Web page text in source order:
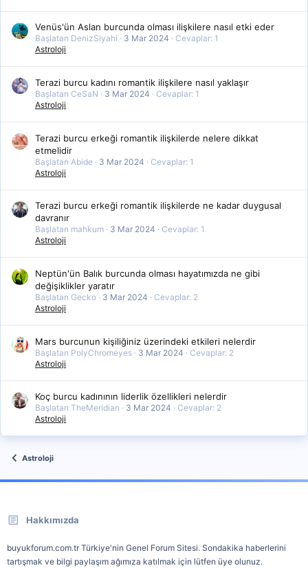
Venüs'ün Aslan burcunda olması ilişkilere nasıl etki eder
Başlatan DenizSiyahi 3 Mar 2024
Cevaplar: 1
Astroloji
Terazi burcu kadını romantik ilişkilere nasıl yaklaşır
Başlatan CeSaN 3 Mar 2024
Cevaplar: 1
Astroloji
Terazi burcu erkeği romantik ilişkilerde nelere dikkat
etmelidir
Başlatan Abide 3 Mar 2024
Cevaplar: 1
Astroloji
Terazi burcu erkeği romantik ilişkilerde ne kadar duygusal
davranır
Başlatan mahkum 3 Mar 2024
Cevaplar: 1
Astroloji
Neptün'ün Balık burcunda olması hayatımızda ne gibi
değişiklikler yaratır
Başlatan Gecko 3 Mar 2024
Cevaplar: 2
Astroloji
Mars burcunun kişiliğiniz üzerindeki etkileri nelerdir
Başlatan PolyChromeyes 3 Mar 2024
Cevaplar: 2
Astroloji
Koç burcu kadınının liderlik özellikleri nelerdir
Başlatan TheMeridian 3 Mar 2024
Cevaplar: 2
Astroloji
Astroloji
Hakkımızda
buyukforum.com.tr Türkiye'nin Genel Forum Sitesi. Sondakika haberlerini
tartışmak ve bilgi paylaşım ağımıza katılmak için lütfen üye olunuz.